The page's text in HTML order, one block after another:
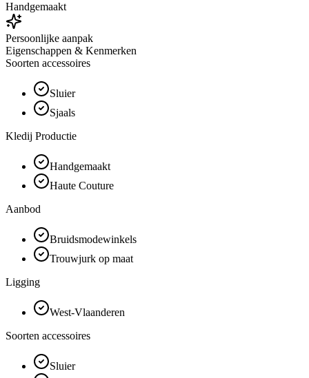
Handgemaakt
Persoonlijke aanpak
Eigenschappen & Kenmerken
Soorten accessoires
Sluier
Sjaals
Kledij Productie
Handgemaakt
Haute Couture
Aanbod
Bruidsmodewinkels
Trouwjurk op maat
Ligging
West-Vlaanderen
Soorten accessoires
Sluier